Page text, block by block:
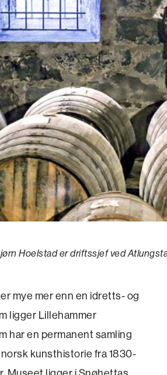
Hoelstad er driftssjef ved
mye mer enn en idretts- og
ligger Lillehammer
har en permanent samling
kunsthistorie fra 1830-